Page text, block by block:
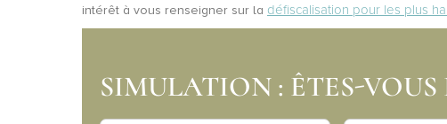
intérêt à vous renseigner sur la défiscalisation pour les plus
SIMULATION : ÊTES-VOUS